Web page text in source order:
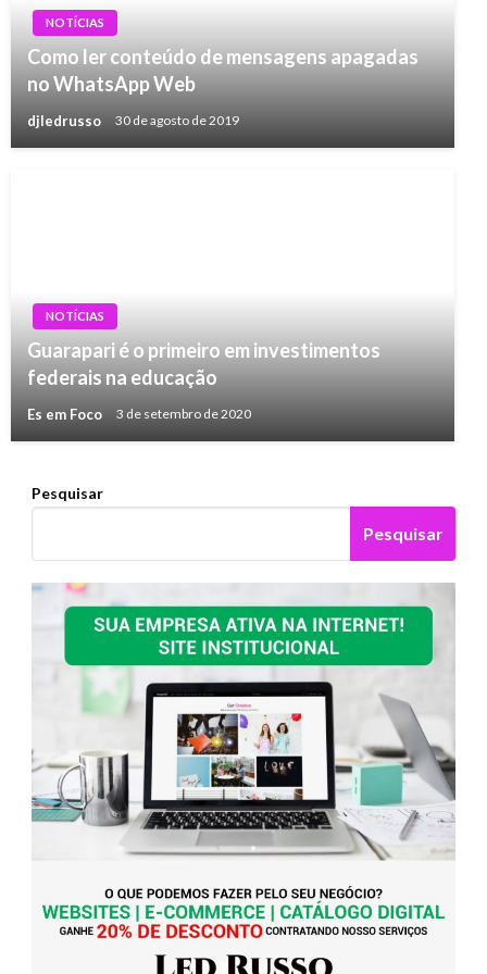
NOTÍCIAS
Como ler conteúdo de mensagens apagadas
no WhatsApp Web
djledrusso 30 de agosto de 2019
NOTÍCIAS
Guarapari é o primeiro em investimentos
federais na educação
Es em Foco 3 de setembro de 2020
Pesquisar
Pesquisar